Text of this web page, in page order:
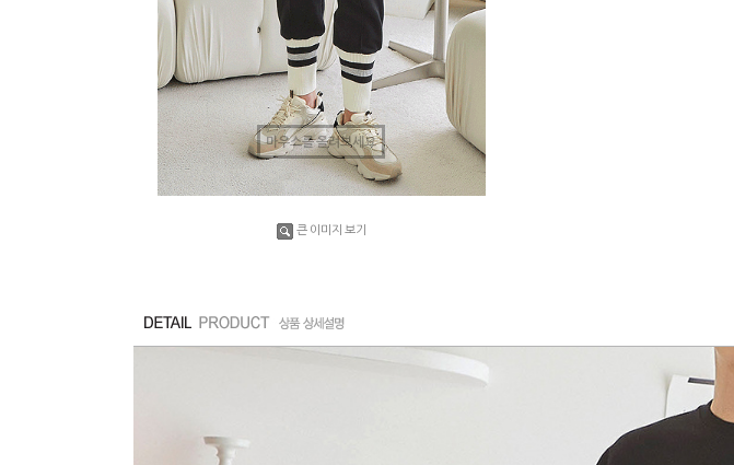
마우스를 올려보세요
큰 이미지 보기